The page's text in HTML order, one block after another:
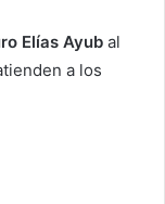
Elías Ayub al
a los